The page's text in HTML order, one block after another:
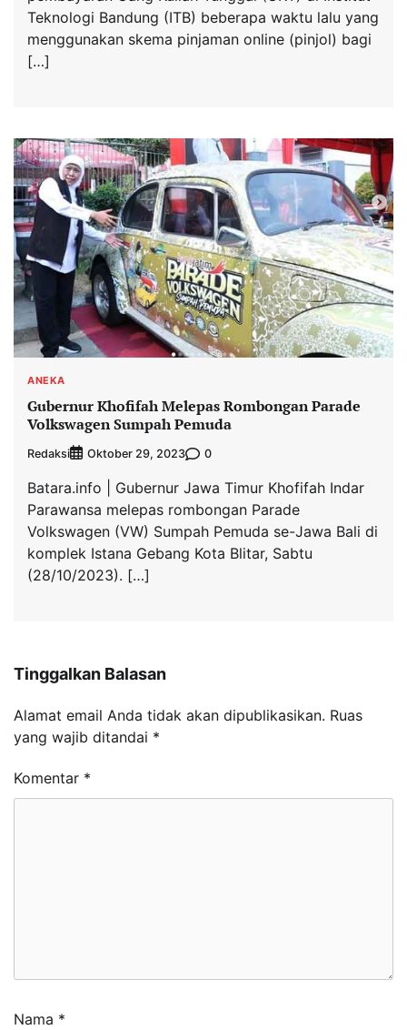
Teknologi Bandung (ITB) beberapa waktu lalu yang
menggunakan skema pinjaman online (pinjol) bagi
[…]
ANEKA
Gubernur Khofifah Melepas Rombongan Parade
Volkswagen Sumpah Pemuda
Redaksi Oktober 29, 2023 0
Batara.info | Gubernur Jawa Timur Khofifah Indar
Parawansa melepas rombongan Parade
Volkswagen (VW) Sumpah Pemuda se-Jawa Bali di
komplek Istana Gebang Kota Blitar, Sabtu
(28/10/2023). […]
Tinggalkan Balasan
Alamat email Anda tidak akan dipublikasikan. Ruas
yang wajib ditandai *
Komentar *
Nama *